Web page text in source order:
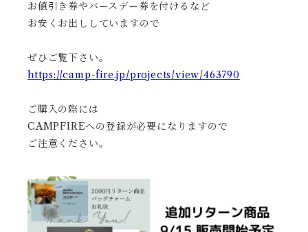
お値引き券やバースデー券を付けるなど
お安くお出ししていますので
ぜひご覧下さい。
https://camp-fire.jp/projects/view/463790
ご購入の際には
CAMPFIREへの登録が必要になりますので
ご注意ください。